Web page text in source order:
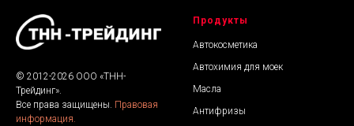
© 2012-2026 ООО «ТНН-
Трейдинг».
Все права защищены. Правовая
информация.
Продукты
Автокосметика
Автохимия для моек
Масла
Антифризы